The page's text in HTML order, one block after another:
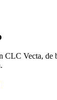
CLC Vecta, de